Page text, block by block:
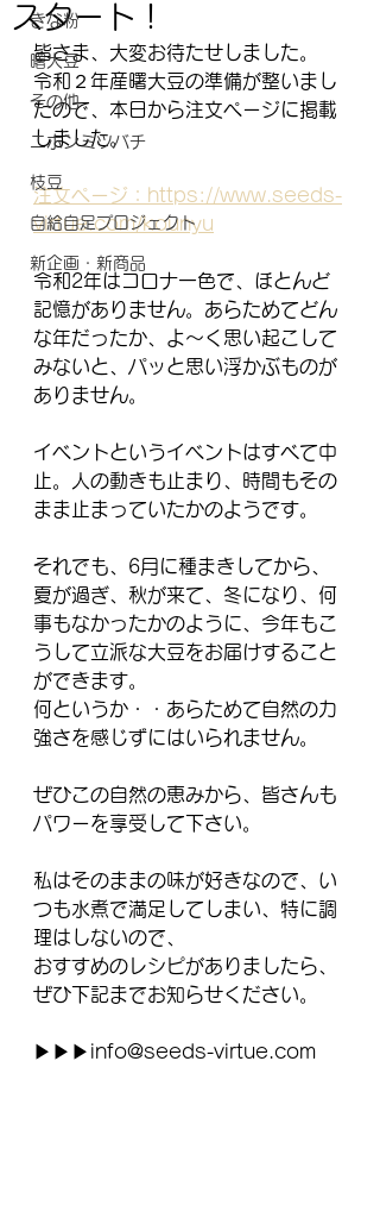
きな粉
曙大豆
その他
ニホンミツバチ
枝豆
自給自足プロジェクト
新企画・新商品
スタート！
皆さま、大変お待たせしました。
令和２年産曙大豆の準備が整いまし
たので、本日から注文ページに掲載
しました。
注文ページ：https://www.seeds-
virtue.com/kounyu
令和2年はコロナ一色で、ほとんど
記憶がありません。あらためてどん
な年だったか、よ～く思い起こして
みないと、パッと思い浮かぶものが
ありません。
イベントというイベントはすべて中
止。人の動きも止まり、時間もその
まま止まっていたかのようです。
それでも、6月に種まきしてから、
夏が過ぎ、秋が来て、冬になり、何
事もなかったかのように、今年もこ
うして立派な大豆をお届けすること
ができます。
何というか・・あらためて自然の力
強さを感じずにはいられません。
ぜひこの自然の恵みから、皆さんも
パワーを享受して下さい。
私はそのままの味が好きなので、い
つも水煮で満足してしまい、特に調
理はしないので、
おすすめのレシピがありましたら、
ぜひ下記までお知らせください。
▶▶▶info@seeds-virtue.com